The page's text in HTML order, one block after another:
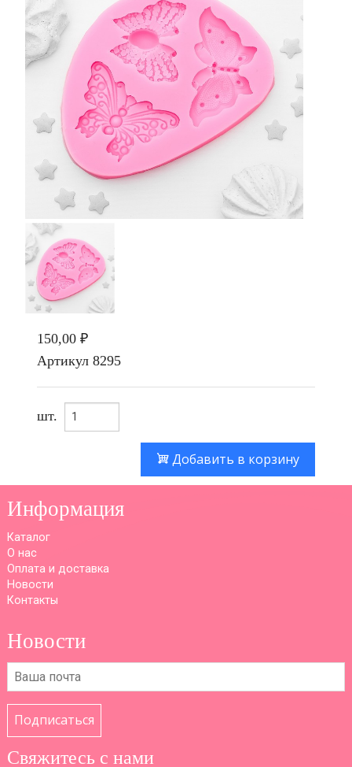
150,00 ₽
Артикул 8295
шт.
Добавить в корзину
Информация
Каталог
О нас
Оплата и доставка
Новости
Контакты
Новости
Подписаться
Свяжитесь с нами